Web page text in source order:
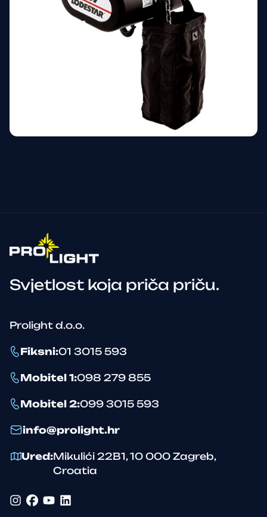
Svjetlost koja priča priču.
Prolight d.o.o.
Fiksni:01 3015 593
Mobitel 1:098 279 855
Mobitel 2:099 3015 593
info@prolight.hr
Ured:Mikulići 22B1,10 000 Zagreb,
Croatia